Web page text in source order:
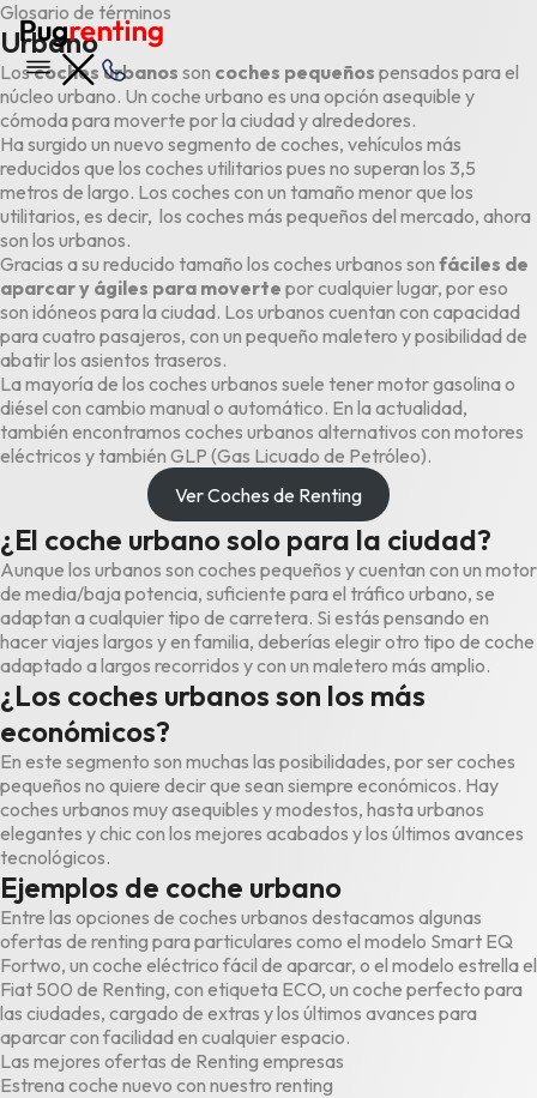
Glosario de términos
Urbano
Loscoches urbanos son coches pequeños pensados para el
núcleo urbano. Un coche urbano es una opción asequible y
cómoda para moverte por la ciudad y alrededores.
Ha surgido un nuevo segmento de coches, vehículos más
reducidos que los coches utilitarios pues no superan los 3,5
metros de largo. Los coches con un tamaño menor que los
utilitarios, es decir, los coches más pequeños del mercado, ahora
son los urbanos.
Gracias a su reducido tamaño los coches urbanos son fáciles de
aparcar y ágiles para moverte por cualquier lugar, por eso
son idóneos para la ciudad. Los urbanos cuentan con capacidad
para cuatro pasajeros, con un pequeño maletero y posibilidad de
abatir los asientos traseros.
La mayoría de los coches urbanos suele tener motor gasolina o
diésel con cambio manual o automático. En la actualidad,
también encontramos coches urbanos alternativos con motores
eléctricos y también GLP (Gas Licuado de Petróleo).
Ver Coches de Renting
¿El coche urbano solo para la ciudad?
Aunque los urbanos son coches pequeños y cuentan con un motor
de media/baja potencia, suficiente para el tráfico urbano, se
adaptan a cualquier tipo de carretera. Si estás pensando en
hacer viajes largos y en familia, deberías elegir otro tipo de coche
adaptado a largos recorridos y con un maletero más amplio.
¿Los coches urbanos son los más
económicos?
En este segmento son muchas las posibilidades, por ser coches
pequeños no quiere decir que sean siempre económicos. Hay
coches urbanos muy asequibles y modestos, hasta urbanos
elegantes y chic con los mejores acabados y los últimos avances
tecnológicos.
Ejemplos de coche urbano
Entre las opciones de coches urbanos destacamos algunas
ofertas de renting para particulares como el modelo Smart EQ
Fortwo, un coche eléctrico fácil de aparcar, o el modelo estrella el
Fiat 500 de Renting, con etiqueta ECO, un coche perfecto para
las ciudades, cargado de extras y los últimos avances para
aparcar con facilidad en cualquier espacio.
Las mejores ofertas de Renting empresas
Estrena coche nuevo con nuestro renting